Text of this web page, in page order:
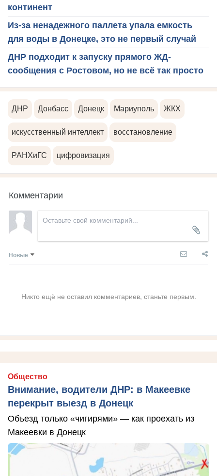
континент
Из-за ненадежного паллета упала емкость
для воды в Донецке, это не первый случай
ДНР подходит к запуску прямого ЖД-
сообщения с Ростовом, но не всё так просто
ДНР Донбасс Донецк Мариуполь ЖКХ
искусственный интеллект восстановление
РАНХиГС цифровизация
Комментарии
Новые
Никто ещё не оставил комментариев, станьте первым.
Общество
Внимание, водители ДНР: в Макеевке
перекрыт выезд в Донецк
Объезд только «чигирями» — как проехать из
Макеевки в Донецк